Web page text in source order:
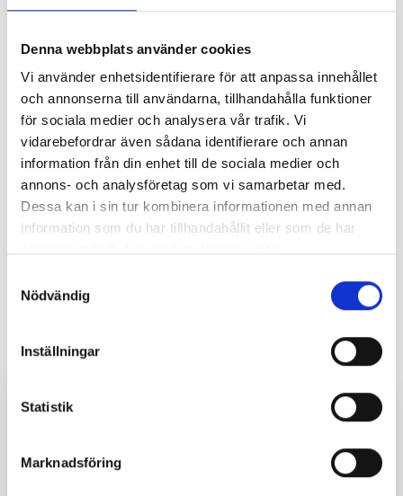
Denna webbplats använder cookies
Vi använder enhetsidentifierare för att anpassa innehållet
och annonserna till användarna, tillhandahålla funktioner
för sociala medier och analysera vår trafik. Vi
vidarebefordrar även sådana identifierare och annan
information från din enhet till de sociala medier och
annons- och analysföretag som vi samarbetar med.
Dessa kan i sin tur kombinera informationen med annan
information som du har tillhandahållit eller som de har
Nödvändig
Inställningar
Statistik
Marknadsföring
139 meter
Contract parking:
3 Bikupan
Gustav III:s Boulevard 173, Solna
Working hours: 05.30-23
402 meter
Contract parking:
General information
Strawberry Arena. Select a date and parking area to pre-